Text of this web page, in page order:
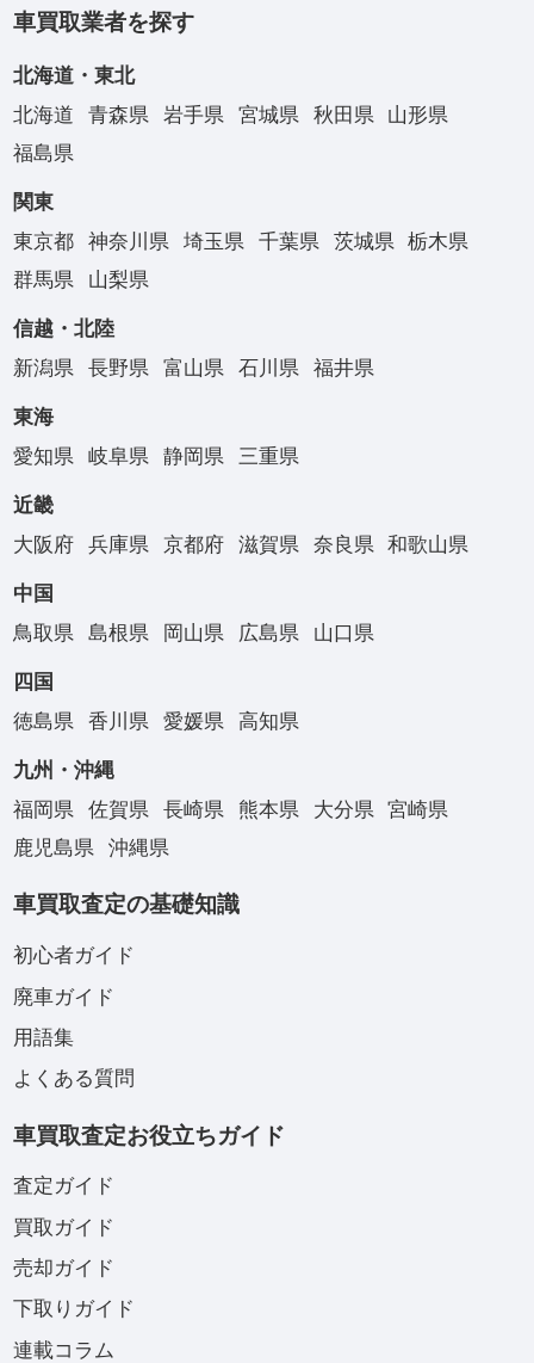
車買取業者を探す
北海道・東北
北海道
青森県 岩手県 宮城県 秋田県
山形県
福島県
関東
東京都
神奈川県 埼玉県 千葉県 茨城県
栃木県
群馬県
山梨県
信越・北陸
新潟県
長野県 富山県 石川県 福井県
東海
愛知県
岐阜県 静岡県 三重県
近畿
大阪府
兵庫県 京都府 滋賀県 奈良県 和歌山県
中国
鳥取県
島根県 岡山県 広島県 山口県
四国
徳島県
香川県 愛媛県 高知県
九州・沖縄
福岡県
佐賀県 長崎県 熊本県 大分県
宮崎県
鹿児島県
沖縄県
車買取査定の基礎知識
初心者ガイド
廃車ガイド
用語集
よくある質問
車買取査定お役立ちガイド
査定ガイド
買取ガイド
売却ガイド
下取りガイド
連載コラム